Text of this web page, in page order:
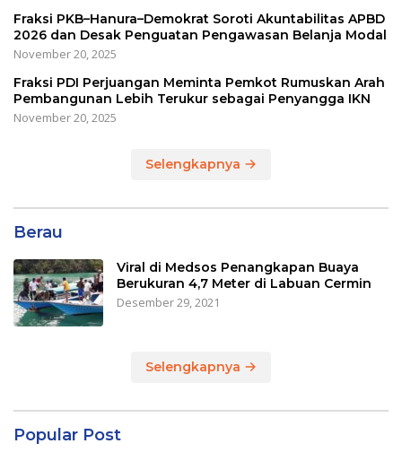
Fraksi PKB–Hanura–Demokrat Soroti Akuntabilitas APBD
2026 dan Desak Penguatan Pengawasan Belanja Modal
November 20, 2025
Fraksi PDI Perjuangan Meminta Pemkot Rumuskan Arah
Pembangunan Lebih Terukur sebagai Penyangga IKN
November 20, 2025
Selengkapnya
Berau
Viral di Medsos Penangkapan Buaya
Berukuran 4,7 Meter di Labuan Cermin
Desember 29, 2021
Selengkapnya
Popular Post